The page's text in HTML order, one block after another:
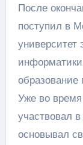
После
поступил в
университет
образование
Уже во
участвовал
основывал